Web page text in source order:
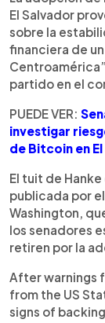
El Salvador
sobre la
financiera de
partido en el
PUEDE VER:
investigar
de Bitcoin en
El tuit de
publicada por
Washington,
los senadores
retiren por la
After warnings
from the US
signs of